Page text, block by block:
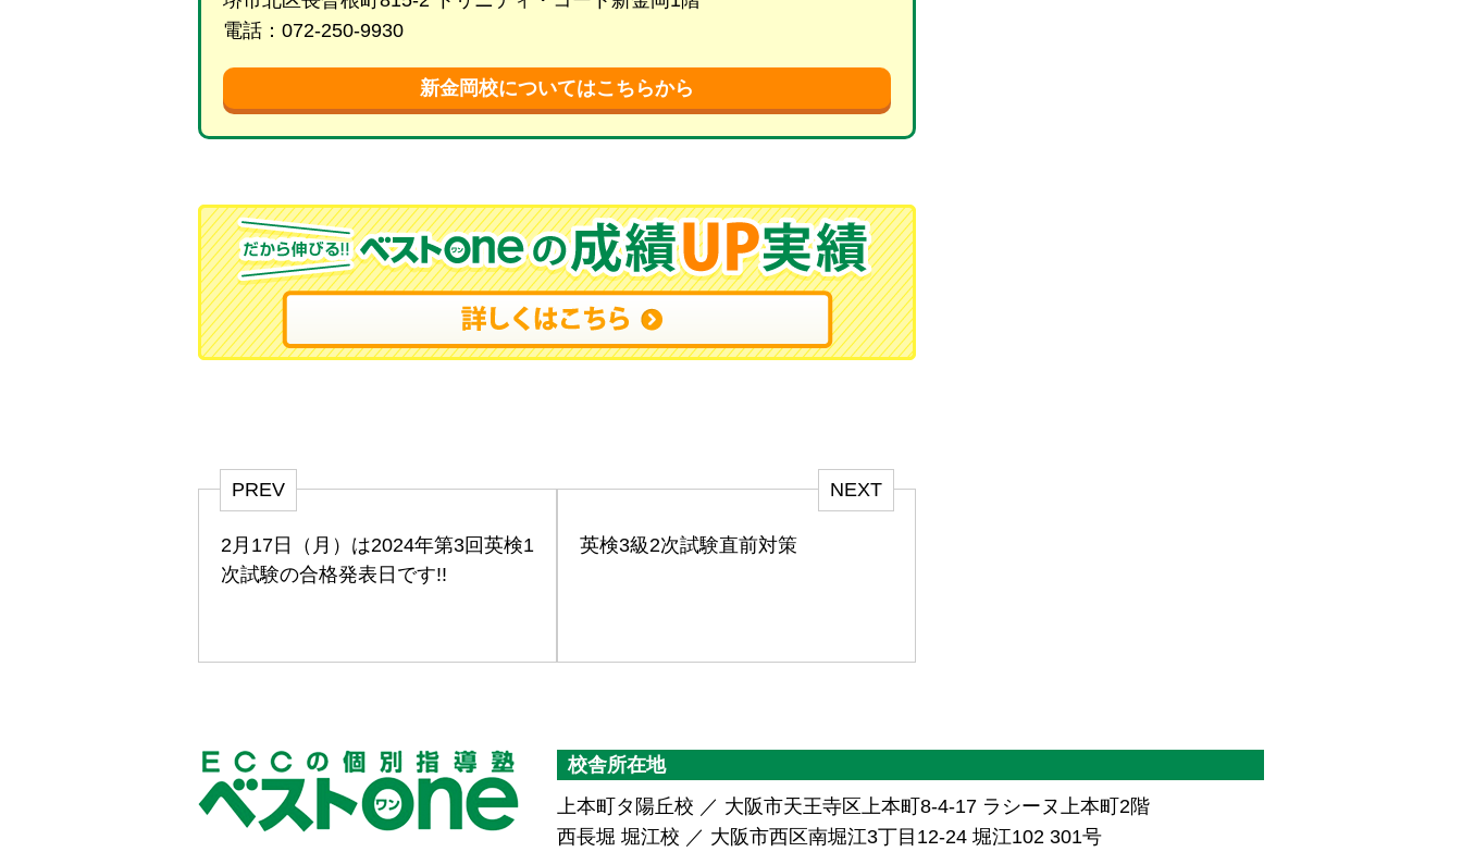
電話：072-250-9930
新金岡校についてはこちらから
PREV
2月17日（月）は2024年第3回英検1
次試験の合格発表日です!!
NEXT
英検3級2次試験直前対策
校舎所在地
上本町タ陽丘校 ／ 大阪市天王寺区上本町8-4-17 ラシーヌ上本町2階
西長堀 堀江校 ／ 大阪市西区南堀江3丁目12-24 堀江102 301号